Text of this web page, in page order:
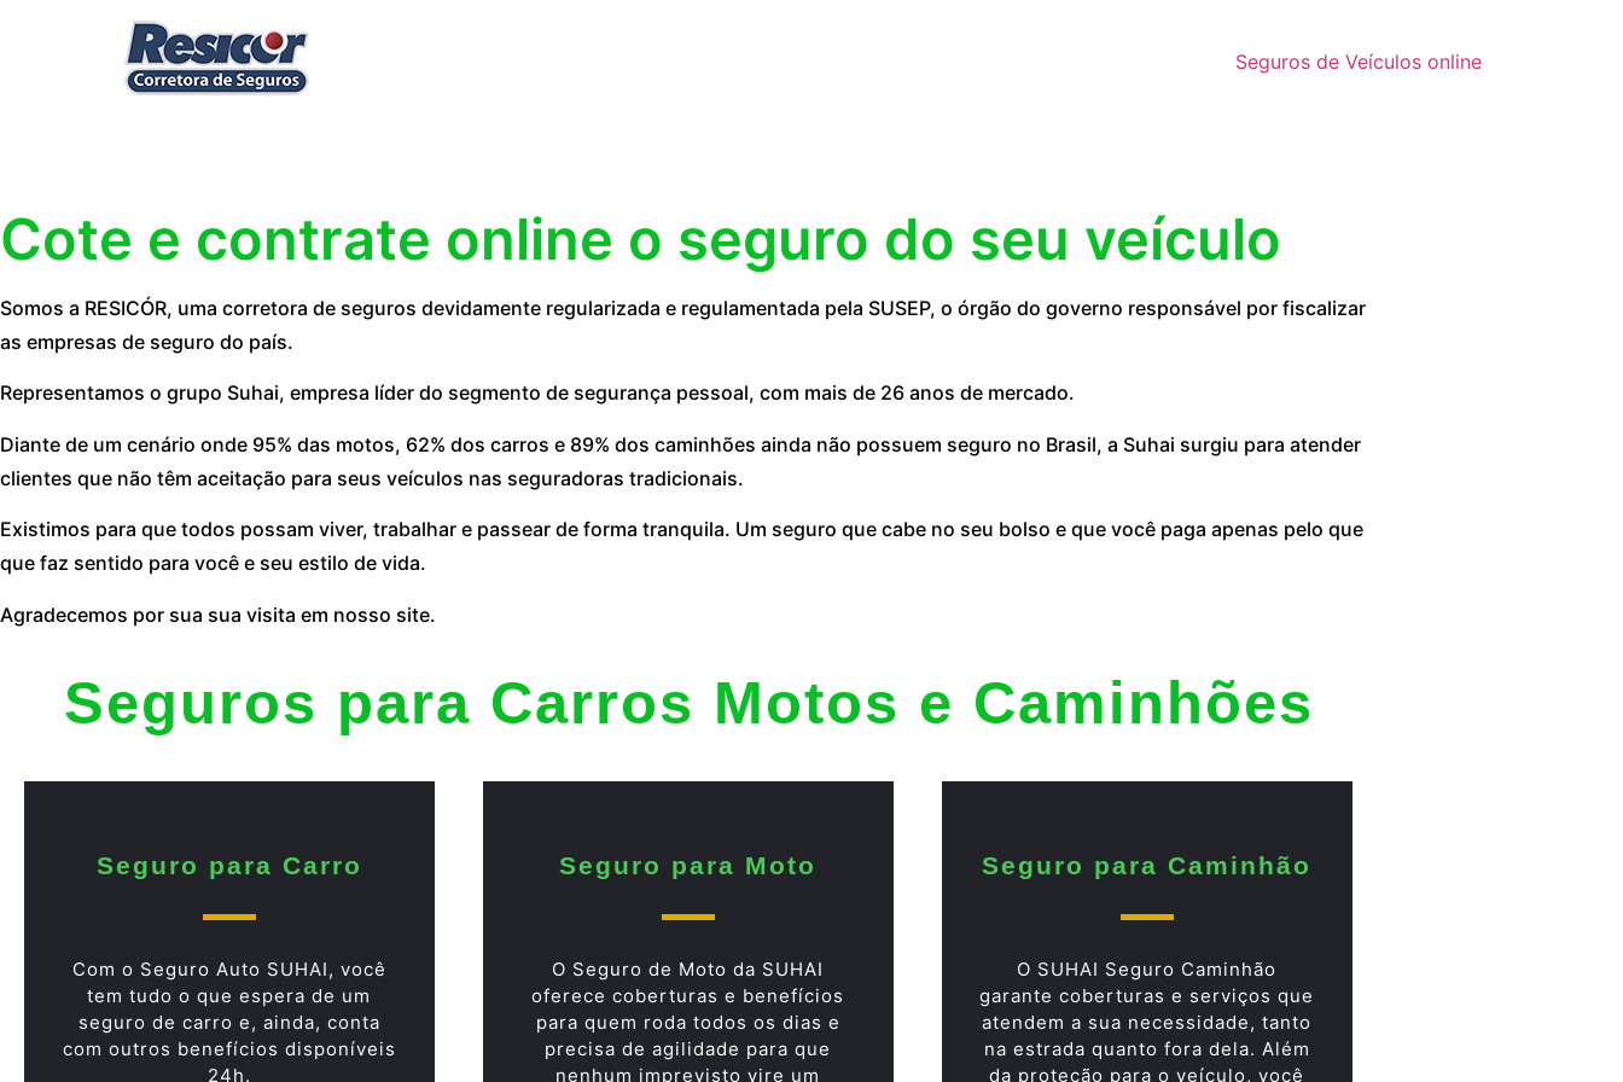
Seguros de Veículos online
Cote e contrate online o seguro do seu veículo
Somos a RESICÓR, uma corretora de seguros devidamente regularizada e regulamentada pela SUSEP, o órgão do governo responsável por fiscalizar
as empresas de seguro do país.
Representamos o grupo Suhai, empresa líder do segmento de segurança pessoal, com mais de 26 anos de mercado.
Diante de um cenário onde 95% das motos, 62% dos carros e 89% dos caminhões ainda não possuem seguro no Brasil, a Suhai surgiu para atender
clientes que não têm aceitação para seus veículos nas seguradoras tradicionais.
Existimos para que todos possam viver, trabalhar e passear de forma tranquila. Um seguro que cabe no seu bolso e que você paga apenas pelo que
que faz sentido para você e seu estilo de vida.
Agradecemos por sua sua visita em nosso site.
Seguros para Carros Motos e Caminhões
Seguro para Carro
Com o Seguro Auto SUHAI, você
tem tudo o que espera de um
seguro de carro e, ainda, conta
com outros benefícios disponíveis
24h.
Seguro para Moto
O Seguro de Moto da SUHAI
oferece coberturas e benefícios
para quem roda todos os dias e
precisa de agilidade para que
nenhum imprevisto vire um
Seguro para Caminhão
O SUHAI Seguro Caminhão
garante coberturas e serviços que
atendem a sua necessidade, tanto
na estrada quanto fora dela. Além
da proteção para o veículo, você